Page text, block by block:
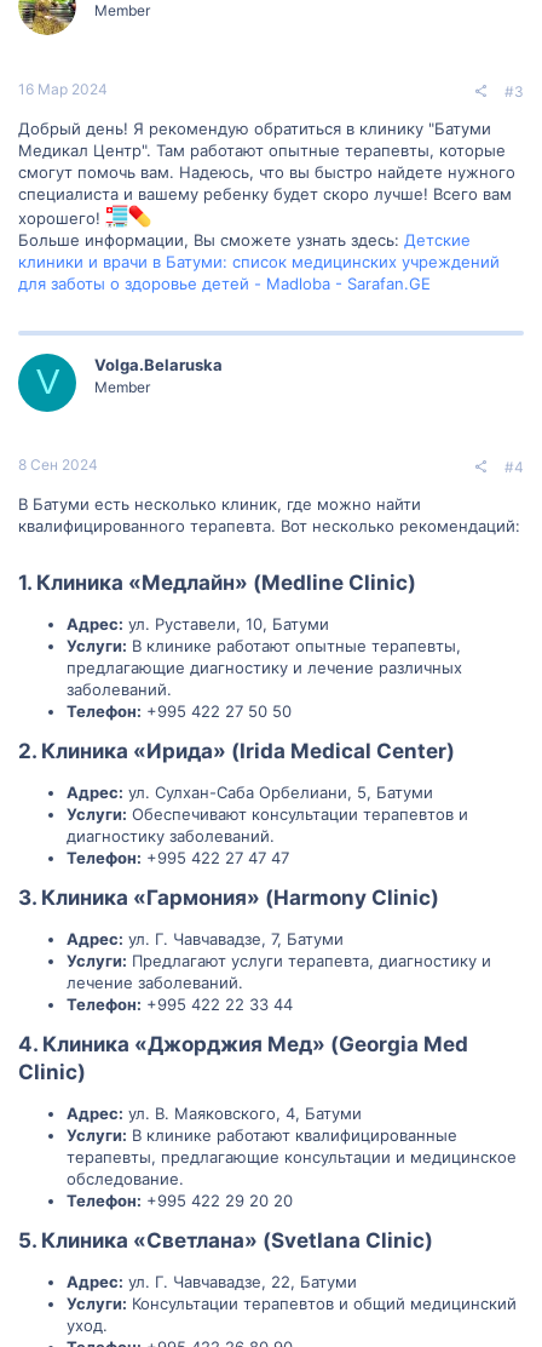
Member
16 Мар 2024 #3
Добрый день! Я рекомендую обратиться в клинику "Батуми
Медикал Центр". Там работают опытные терапевты, которые
смогут помочь вам. Надеюсь, что вы быстро найдете нужного
специалиста и вашему ребенку будет скоро лучше! Всего вам
хорошего!
Больше информации, Вы сможете узнать здесь: Детские
клиники и врачи в Батуми: список медицинских учреждений
для заботы о здоровье детей - Madloba - Sarafan.GE
V Volga.Belaruska
Member
8 Сен 2024 #4
В Батуми есть несколько клиник, где можно найти
квалифицированного терапевта. Вот несколько рекомендаций:
1. Клиника «Медлайн» (Medline Clinic)
Адрес: ул. Руставели, 10, Батуми
Услуги: В клинике работают опытные терапевты,
предлагающие диагностику и лечение различных
заболеваний.
Телефон: +995 422 27 50 50
2. Клиника «Ирида» (Irida Medical Center)
Адрес: ул. Сулхан-Саба Орбелиани, 5, Батуми
Услуги: Обеспечивают консультации терапевтов и
диагностику заболеваний.
Телефон: +995 422 27 47 47
3. Клиника «Гармония» (Harmony Clinic)
Адрес: ул. Г. Чавчавадзе, 7, Батуми
Услуги: Предлагают услуги терапевта, диагностику и
лечение заболеваний.
Телефон: +995 422 22 33 44
4. Клиника «Джорджия Мед» (Georgia Med
Clinic)
Адрес: ул. В. Маяковского, 4, Батуми
Услуги: В клинике работают квалифицированные
терапевты, предлагающие консультации и медицинское
обследование.
Телефон: +995 422 29 20 20
5. Клиника «Светлана» (Svetlana Clinic)
Адрес: ул. Г. Чавчавадзе, 22, Батуми
Услуги: Консультации терапевтов и общий медицинский
уход.